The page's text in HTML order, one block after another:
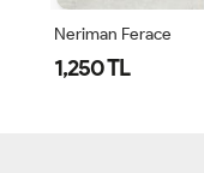
Neriman Ferace
1,250 TL